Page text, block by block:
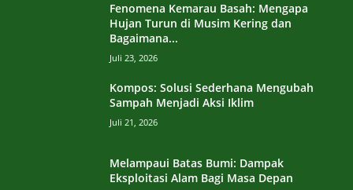
Fenomena Kemarau Basah: Mengapa
Hujan Turun di Musim Kering dan
Bagaimana...
Juli 23, 2026
Kompos: Solusi Sederhana Mengubah
Sampah Menjadi Aksi Iklim
Juli 21, 2026
Melampaui Batas Bumi: Dampak
Eksploitasi Alam Bagi Masa Depan